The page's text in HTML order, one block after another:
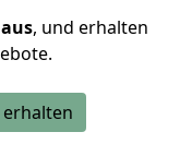
, und erhalten